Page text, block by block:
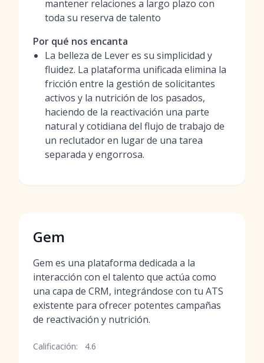
mantener relaciones a largo plazo con
toda su reserva de talento
Por qué nos encanta
La belleza de Lever es su simplicidad y
fluidez. La plataforma unificada elimina la
fricción entre la gestión de solicitantes
activos y la nutrición de los pasados,
haciendo de la reactivación una parte
natural y cotidiana del flujo de trabajo de
un reclutador en lugar de una tarea
separada y engorrosa.
Gem
Gem es una plataforma dedicada a la
interacción con el talento que actúa como
una capa de CRM, integrándose con tu ATS
existente para ofrecer potentes campañas
de reactivación y nutrición.
Calificación: 4.6